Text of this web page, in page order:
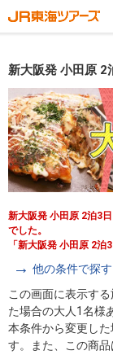
新大阪発 小田原 2
新大阪発 小田原 2泊3
でした。
「新大阪発 小田原 2
他の条件で探す
この画面に表示す
た場合の大人1名様
本条件から変更し
す。また、この商